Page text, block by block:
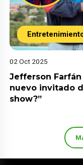
02 Oct 2025
Jefferson
nuevo invitado
show?”